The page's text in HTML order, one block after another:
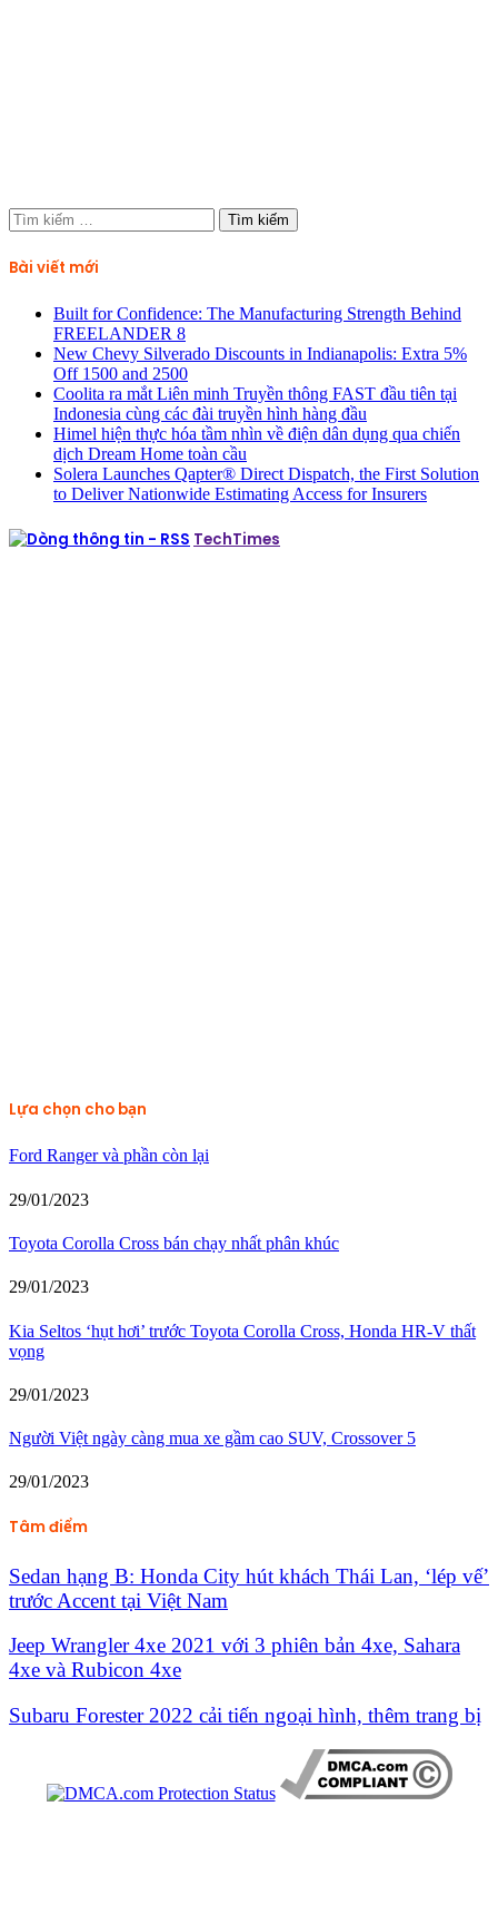
Tìm
kiếm
cho:
Bài viết mới
Built for Confidence: The Manufacturing Strength Behind
FREELANDER 8
New Chevy Silverado Discounts in Indianapolis: Extra 5%
Off 1500 and 2500
Coolita ra mắt Liên minh Truyền thông FAST đầu tiên tại
Indonesia cùng các đài truyền hình hàng đầu
Himel hiện thực hóa tầm nhìn về điện dân dụng qua chiến
dịch Dream Home toàn cầu
Solera Launches Qapter® Direct Dispatch, the First Solution
to Deliver Nationwide Estimating Access for Insurers
TechTimes
Lựa chọn cho bạn
Ford Ranger và phần còn lại
29/01/2023
Toyota Corolla Cross bán chạy nhất phân khúc
29/01/2023
Kia Seltos ‘hụt hơi’ trước Toyota Corolla Cross, Honda HR-V thất
vọng
29/01/2023
Người Việt ngày càng mua xe gầm cao SUV, Crossover 5
29/01/2023
Tâm điểm
Sedan hạng B: Honda City hút khách Thái Lan, ‘lép vế’
trước Accent tại Việt Nam
Jeep Wrangler 4xe 2021 với 3 phiên bản 4xe, Sahara
4xe và Rubicon 4xe
Subaru Forester 2022 cải tiến ngoại hình, thêm trang bị